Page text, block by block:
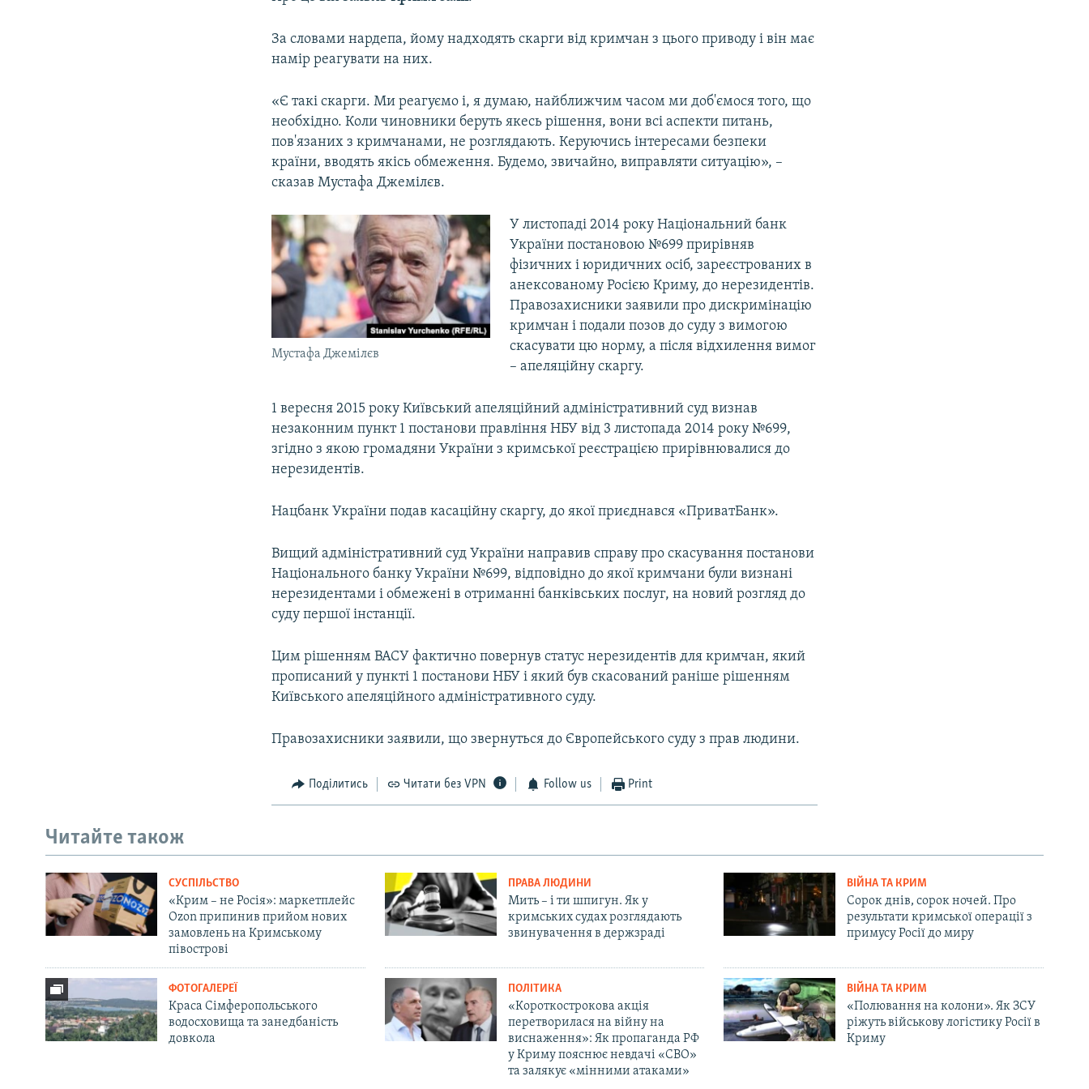
За словами нардепа, йому надходять скарги від кримчан з цього приводу і він має
намір реагувати на них.
«Є такі скарги. Ми реагуємо і, я думаю, найближчим часом ми доб'ємося того, що
необхідно. Коли чиновники беруть якесь рішення, вони всі аспекти питань,
пов'язаних з кримчанами, не розглядають. Керуючись інтересами безпеки
країни, вводять якісь обмеження. Будемо, звичайно, виправляти ситуацію», –
сказав Мустафа Джемілєв.
Мустафа Джемілєв
У листопаді 2014 року Національний банк
України постановою №699 прирівняв
фізичних і юридичних осіб, зареєстрованих в
анексованому Росією Криму, до нерезидентів.
Правозахисники заявили про дискримінацію
кримчан і подали позов до суду з вимогою
скасувати цю норму, а після відхилення вимог
– апеляційну скаргу.
1 вересня 2015 року Київський апеляційний адміністративний суд визнав
незаконним пункт 1 постанови правління НБУ від 3 листопада 2014 року №699,
згідно з якою громадяни України з кримської реєстрацією прирівнювалися до
нерезидентів.
Нацбанк України подав касаційну скаргу, до якої приєднався «ПриватБанк».
Вищий адміністративний суд України направив справу про скасування постанови
Національного банку України №699, відповідно до якої кримчани були визнані
нерезидентами і обмежені в отриманні банківських послуг, на новий розгляд до
суду першої інстанції.
Цим рішенням ВАСУ фактично повернув статус нерезидентів для кримчан, який
прописаний у пункті 1 постанови НБУ і який був скасований раніше рішенням
Київського апеляційного адміністративного суду.
Правозахисники заявили, що звернуться до Європейського суду з прав людини.
Поділитись Читати без VPN Follow us Print
Читайте також
СУСПІЛЬСТВО
«Крим – не Росія»: маркетплейс
Ozon припинив прийом нових
замовлень на Кримському
півострові
ПРАВА ЛЮДИНИ
Мить – і ти шпигун. Як у
кримських судах розглядають
звинувачення в держзраді
ВІЙНА ТА КРИМ
Сорок днів, сорок ночей. Про
результати кримської операції з
примусу Росії до миру
ФОТОГАЛЕРЕЇ
Краса Сімферопольського
водосховища та занедбаність
довкола
ПОЛІТИКА
«Короткострокова акція
перетворилася на війну на
виснаження»: Як пропаганда РФ
у Криму пояснює невдачі «СВО»
та залякує «мінними атаками»
ВІЙНА ТА КРИМ
«Полювання на колони». Як ЗСУ
ріжуть військову логістику Росії в
Криму